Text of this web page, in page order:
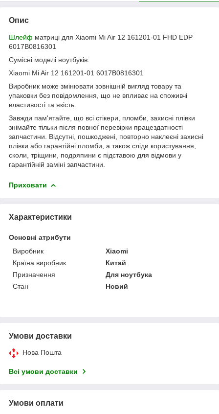
Опис
Шлейф матриці для Xiaomi Mi Air 12 161201-01 FHD EDP
6017B0816301
Сумісні моделі ноутбуків:
Xiaomi Mi Air 12 161201-01 6017B0816301
Виробник може змінювати зовнішній вигляд товару та
упаковки без повідомлення, що не впливає на споживчі
властивості та якість.
Завжди пам'ятайте, що всі стікери, пломби, захисні плівки
знімайте тільки після повної перевірки працездатності
запчастини. Відсутні, пошкоджені, повторно наклеєні захисні
плівки або гарантійні пломби, а також сліди користування,
сколи, тріщини, подряпини є підставою для відмови у
гарантійній заміні запчастини.
Приховати
Характеристики
Основні атрибути
Виробник
Xiaomi
Країна виробник
Китай
Призначення
Для ноутбука
Стан
Новий
Умови доставки
Нова Пошта
Всі умови доставки
Умови оплати